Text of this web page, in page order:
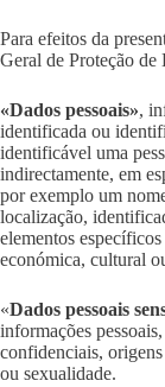
Para efeitos da
Geral de Proteção
«Dados pessoais»,
identificada ou
identificável uma
indirectamente, em
por exemplo um
localização,
elementos
económica, cultural
«Dados pessoais
informações
confidenciais,
ou sexualidade.